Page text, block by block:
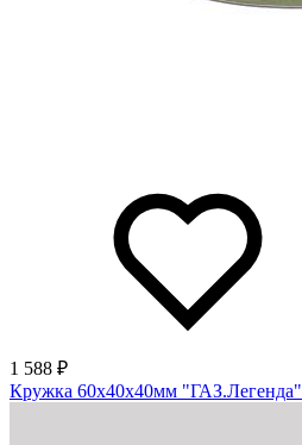
1 588 ₽
Кружка 60х40х40мм "ГАЗ.Легенда"